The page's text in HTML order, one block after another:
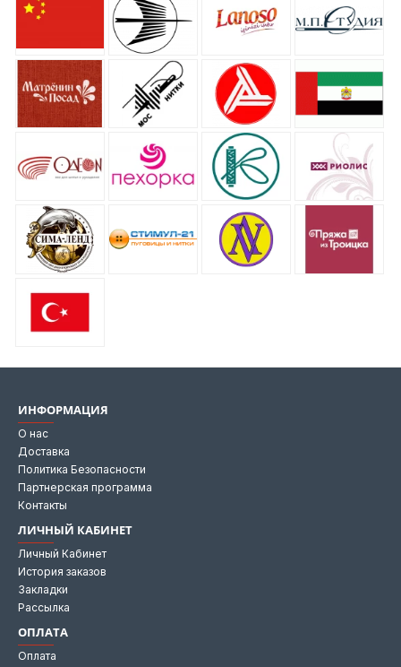
ИНФОРМАЦИЯ
О нас
Доставка
Политика Безопасности
Партнерская программа
Контакты
ЛИЧНЫЙ КАБИНЕТ
Личный Кабинет
История заказов
Закладки
Рассылка
ОПЛАТА
Оплата